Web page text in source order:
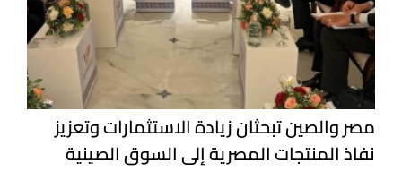
مصر والصين تبحثان زيادة الاستثمارات وتعزيز
نفاذ المنتجات المصرية إلى السوق الصينية